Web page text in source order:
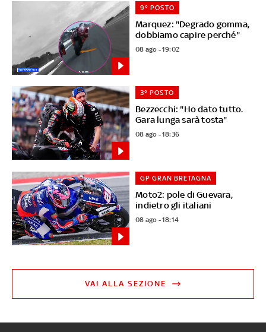
Marquez: "Degrado gomma,
dobbiamo capire perché"
9° POSTO
08 ago - 19:02
Bezzecchi: "Ho dato tutto.
Gara lunga sarà tosta"
3° POSTO
08 ago - 18:36
Moto2: pole di Guevara,
indietro gli italiani
GP GRAN BRETAGNA
08 ago - 18:14
VAI ALLA SEZIONE